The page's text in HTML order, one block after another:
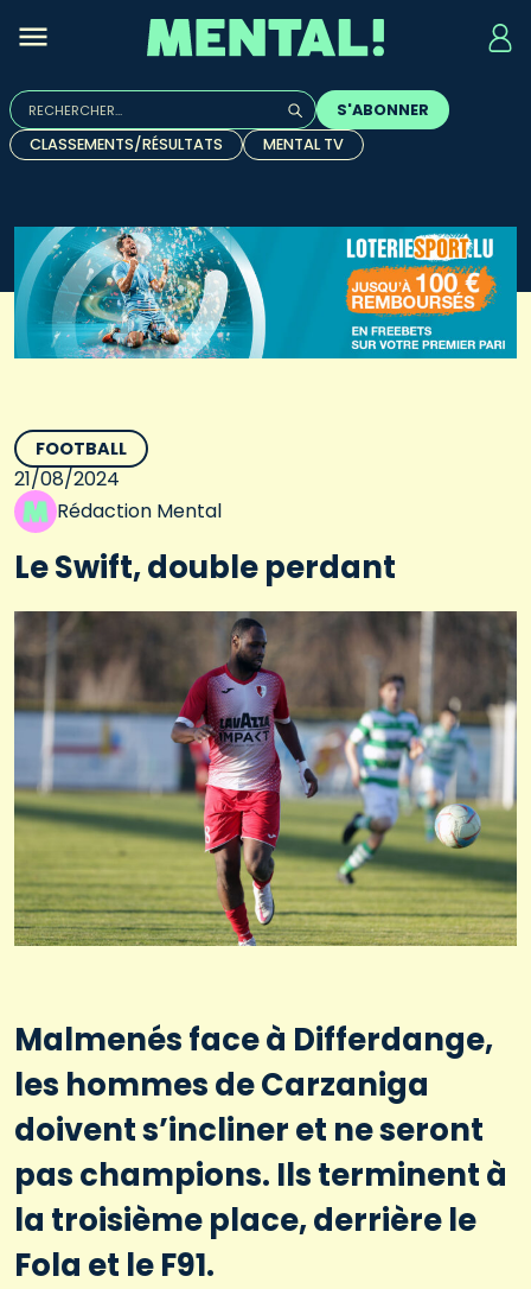
Rechercher :
Quand les résultats de l'auto-complétion sont
S'ABONNER
CLASSEMENTS/RÉSULTATS
MENTAL TV
FOOTBALL
21/08/2024
Rédaction Mental
Le Swift, double perdant
Malmenés face à Differdange,
les hommes de Carzaniga
doivent s’incliner et ne seront
pas champions. Ils terminent à
la troisième place, derrière le
Fola et le F91.